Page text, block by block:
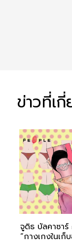
ข่าวที่เ
จูดิธ บัลคาซา
“กางเกงในเ